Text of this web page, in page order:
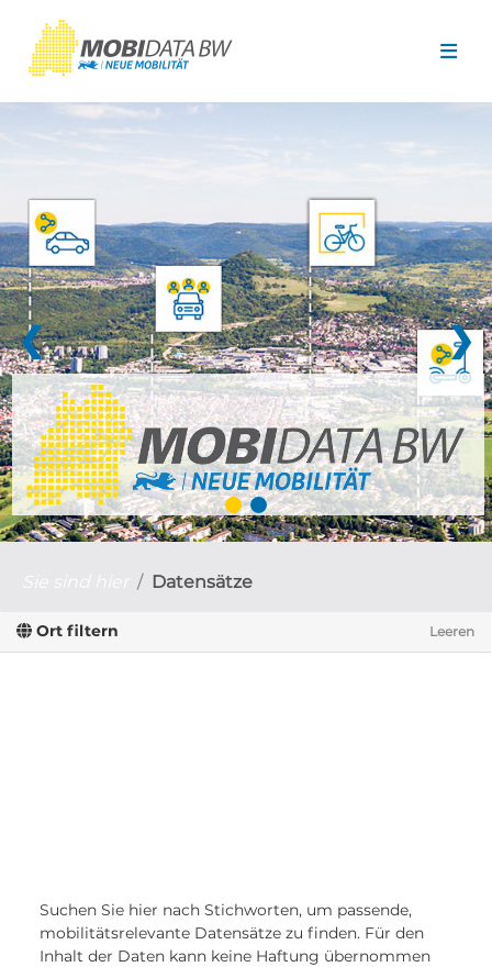
❮ ❯
Datensätze
Ort filtern Leeren
Suchen Sie hier nach Stichworten, um passende,
mobilitätsrelevante Datensätze zu finden. Für den
Inhalt der Daten kann keine Haftung übernommen